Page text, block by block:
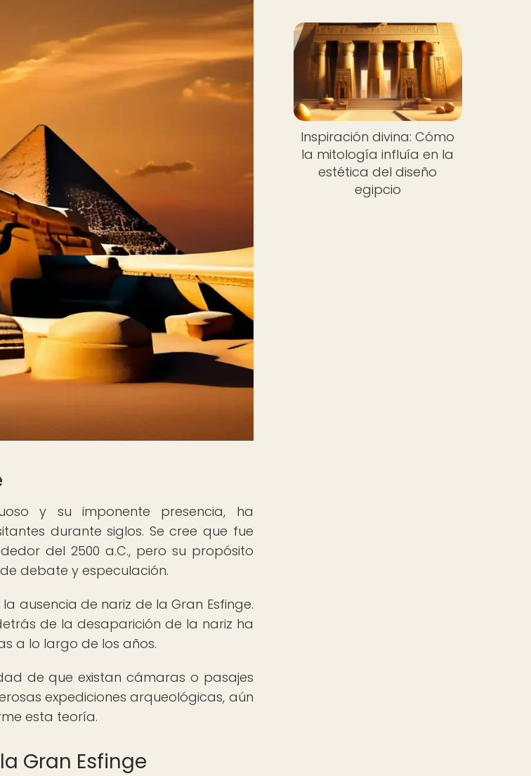
y su imponente presencia, ha
durante siglos. Se cree que fue
del 2500 a.C., pero su propósito
debate y especulación.
ausencia de nariz de la Gran Esfinge.
de la desaparición de la nariz ha
a lo largo de los años.
de que existan cámaras o pasajes
expediciones arqueológicas, aún
esta teoría.
Gran Esfinge
Inspiración divina: Cómo
la mitología influía en la
estética del diseño
egipcio